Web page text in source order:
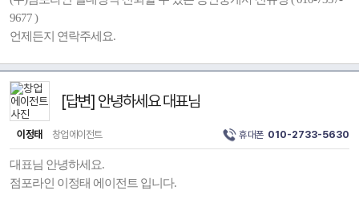
9677 )
언제든지 연락주세요.
[답변] 안녕하세요 대표님
이정태 창업에이전트 휴대폰 010-2733-5630
대표님 안녕하세요.
점포라인 이정태 에이전트 입니다.